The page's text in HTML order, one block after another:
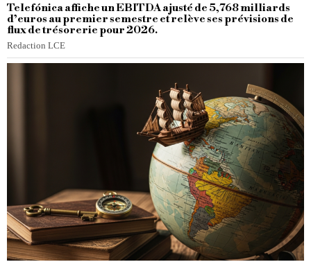
Telefónica affiche un EBITDA ajusté de 5,768 milliards
d’euros au premier semestre et relève ses prévisions de
flux de trésorerie pour 2026.
Redaction LCE